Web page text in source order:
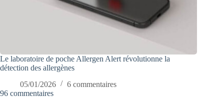
Le laboratoire de poche Allergen Alert révolutionne la
détection des allergènes
05/01/2026
6 commentaires
96 commentaires